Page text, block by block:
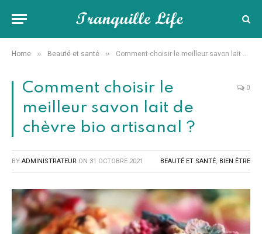
Home » Beauté et santé » Comment choisir le meilleur savon lait de chèvre bio artisanal ?
Comment choisir le
meilleur savon lait de
chèvre bio artisanal ?
0
BY ADMINISTRATEUR ON 31 OCTOBRE 2021 BEAUTÉ ET SANTÉ, BIEN ÊTRE